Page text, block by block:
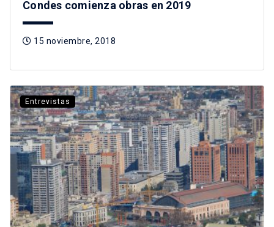
Condes comienza obras en 2019
15 noviembre, 2018
Entrevistas